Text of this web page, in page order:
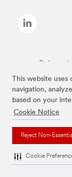
This website
navigation,
based on your
Cookie Notice
Reject Non-
Cookie
De